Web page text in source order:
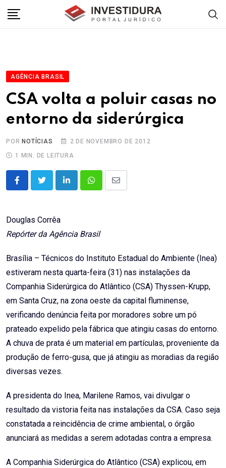
AGÊNCIA BRASIL
CSA volta a poluir casas no
entorno da siderúrgica
POR NOTÍCIAS
2 DE NOVEMBRO DE 2012
1 MIN. DE LEITURA
LinkedInWhatsappShare
Douglas Corrêa
Repórter da Agência Brasil
Brasília – Técnicos do Instituto Estadual do Ambiente (Inea)
estiveram nesta quarta-feira (31) nas instalações da
Companhia Siderúrgica do Atlântico (CSA) Thyssen-Krupp,
em Santa Cruz, na zona oeste da capital fluminense,
verificando denúncia feita por moradores sobre um pó
prateado expelido pela fábrica que atingiu casas do entorno.
A chuva de prata é um material em partículas, proveniente da
produção de ferro-gusa, que já atingiu as moradias da região
diversas vezes.
A presidenta do Inea, Marilene Ramos, vai divulgar o
resultado da vistoria feita nas instalações da CSA. Caso seja
constatada a reincidência de crime ambiental, o órgão
anunciará as medidas a serem adotadas contra a empresa.
A Companhia Siderúrgica do Atlântico (CSA) explicou, em